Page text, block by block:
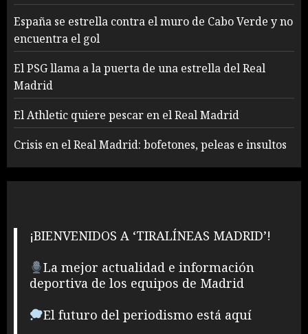
España se estrella contra el muro de Cabo Verde y no
encuentra el gol
El PSG llama a la puerta de una estrella del Real
Madrid
El Athletic quiere pescar en el Real Madrid
Crisis en el Real Madrid: bofetones, peleas e insultos
¡BIENVENIDOS A ‘TIRALÍNEAS MADRID’!
La mejor actualidad e información
deportiva de los equipos de Madrid
El futuro del periodismo está aquí